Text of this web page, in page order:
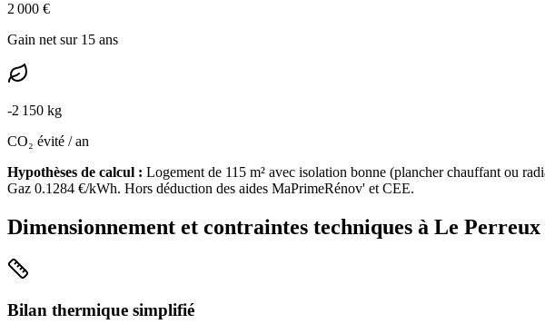
2 000 €
Gain net sur 15 ans
-2 150 kg
CO₂ évité / an
Hypothèses de calcul : Logement de 115 m² avec isolation bonne (plancher chauffant ou
Gaz 0.1284 €/kWh. Hors déduction des aides MaPrimeRénov' et CEE.
Dimensionnement et contraintes techniques à Le
Bilan thermique simplifié